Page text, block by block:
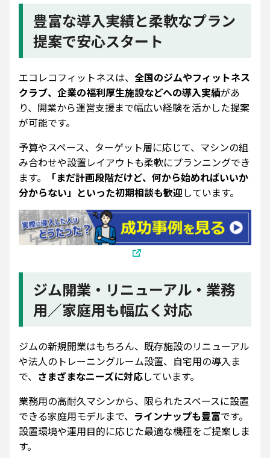
豊富な導入実績と柔軟なプラン
提案で安心スタート
エコレコフィットネスは、 全国のジムやフィットネス
クラブ、企業の福利厚生施設などへの導入実績があ
り、開業から運営支援まで幅広い経験を活かした提案
が可能です。
予算やスペース、ターゲット層に応じて、マシンの組
み合わせや設置レイアウトも柔軟にプランニングでき
ます。
「まだ計画段階だけど、何から始めればいいか
分からない」といった初期相談も歓迎しています。
ジム開業・リニューアル・業務
用／家庭用も幅広く対応
ジムの新規開業はもちろん、既存施設のリニューアル
や法人のトレーニングルーム設置、自宅用の導入ま
で、 さまざまなニーズに対応しています。
業務用の高耐久マシンから、限られたスペースに設置
できる家庭用モデルまで、 ラインナップも豊富です。
設置環境や運用目的に応じた最適な機種をご提案しま
す。